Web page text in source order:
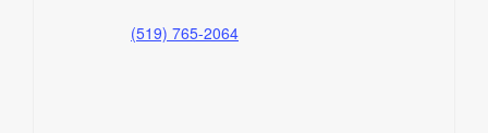
(519) 765-2064